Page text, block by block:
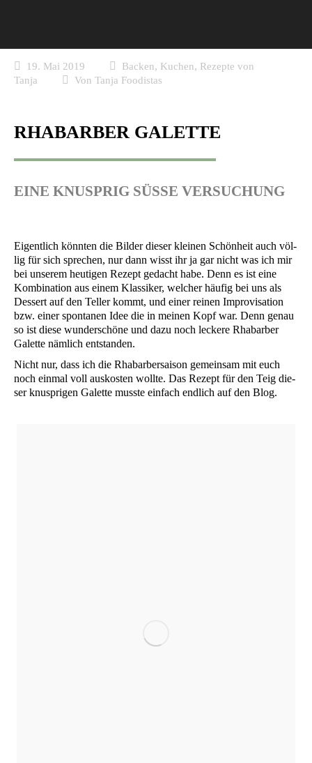
19. Mai 2019 Backen, Kuchen, Rezepte von
Tanja
Von Tanja Foodistas
RHABARBER GALETTE
EINE KNUSPRIG SÜSSE VERSUCHUNG
Eigent­lich könn­ten die Bil­der die­ser klei­nen Schön­heit auch völ­
lig für sich spre­chen, nur dann wisst ihr ja gar nicht was ich mir
bei unse­rem heu­ti­gen Rezept gedacht habe. Denn es ist eine
Kom­bi­na­ti­on aus einem Klas­si­ker, wel­cher häu­fig bei uns als
Des­sert auf den Tel­ler kommt, und einer rei­nen Impro­vi­sa­ti­on
bzw. einer spon­ta­nen Idee die in mei­nen Kopf war. Denn genau
so ist die­se wun­der­schö­ne und dazu noch lecke­re Rha­bar­ber
Galet­te näm­lich entstanden.
Nicht nur, dass ich die Rha­bar­ber­sai­son gemein­sam mit euch
noch ein­mal voll aus­kos­ten woll­te. Das Rezept für den Teig die­
ser knusp­ri­gen Galet­te muss­te ein­fach end­lich auf den Blog.